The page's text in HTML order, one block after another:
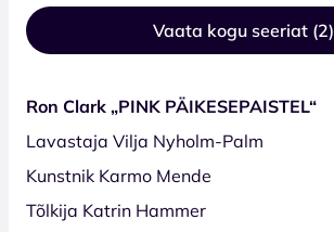
Vaata kogu seeriat (2)
Ron Clark „PINK PÄIKESEPAISTEL“
Lavastaja Vilja Nyholm-Palm
Kunstnik Karmo Mende
Tõlkija Katrin Hammer